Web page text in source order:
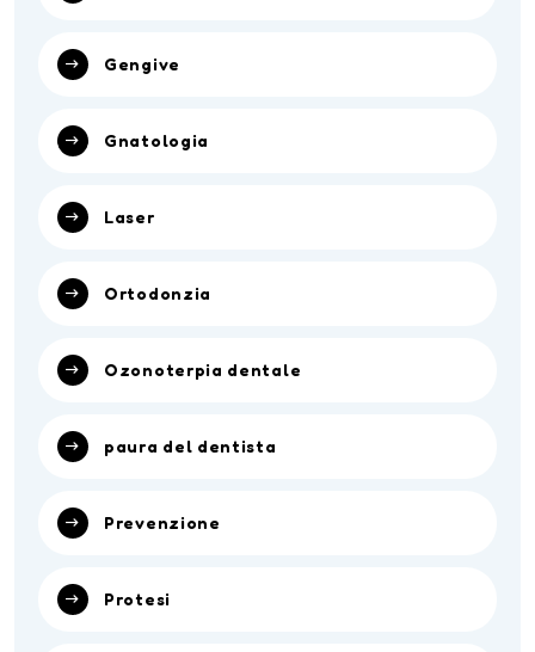
Gengive
Gnatologia
Laser
Ortodonzia
Ozonoterpia dentale
paura del dentista
Prevenzione
Protesi